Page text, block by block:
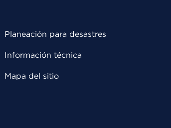
Planeación para desastres
Información técnica
Mapa del sitio